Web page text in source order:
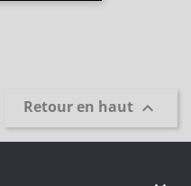
Retour en haut 